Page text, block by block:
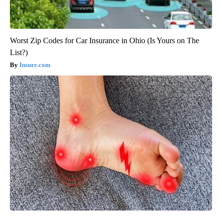
Worst Zip Codes for Car Insurance in Ohio (Is Yours on The
List?)
Insure.com